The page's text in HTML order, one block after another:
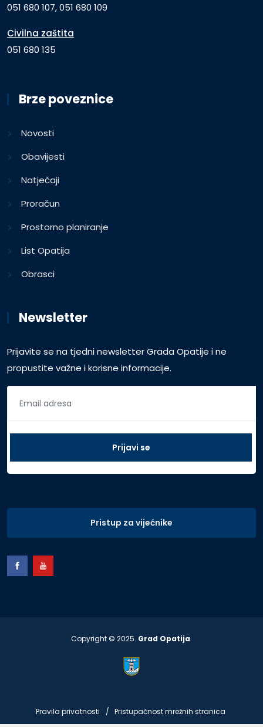
051 680 107, 051 680 109
Civilna zaštita
051 680 135
Brze poveznice
Novosti
Obavijesti
Natječaji
Proračun
Prostorno planiranje
List Opatija
Obrasci
Newsletter
Prijavite se na tjedni newsletter Grada Opatije i ne
propustite važne i korisne informacije.
Pristup za vijećnike
Copyright © 2025. Grad Opatija.
Pravila privatnosti Pristupačnost mrežnih stranica